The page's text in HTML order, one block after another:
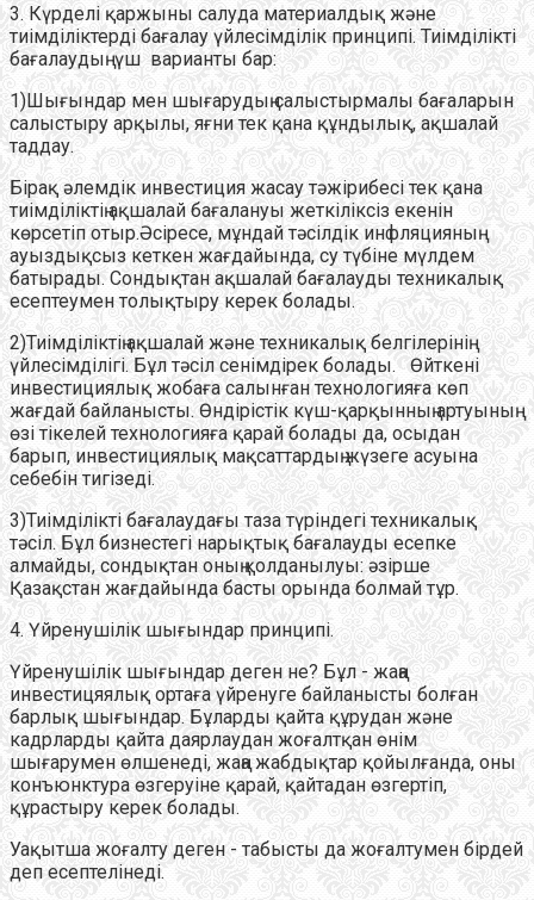
3. Күрделі қаржыны салуда материалдық және
тиімділіктерді бағалау үйлесімділік принципі. Тиімділікті
бағалаудың үш варианты бар:
1)Шығындар мен шығарудың салыстырмалы бағаларын
салыстыру арқылы, яғни тек қана құндылық, ақшалай
таддау.
Бірақ әлемдік инвестиция жасау тәжірибесі тек қана
тиімділіктің ақшалай бағалануы жеткіліксіз екенін
көрсетіп отыр.Әсіресе, мұндай тәсілдік инфляцияның
ауыздықсыз кеткен жағдайында, су түбіне мүлдем
батырады. Сондықтан ақшалай бағалауды техникалық
есептеумен толықтыру керек болады.
2)Тиімділіктің ақшалай және техникалық белгілерінің
үйлесімділігі. Бұл тәсіл сенімдірек болады. Өйткені
инвестициялық жобаға салынған технологияға көп
жағдай байланысты. Өндірістік күш-қарқынның артуының
өзі тікелей технологияға қарай болады да, осыдан
барып, инвестициялық мақсаттардың жүзеге асуына
себебін тигізеді.
3)Тиімділікті бағалаудағы таза түріндегі техникалық
тәсіл. Бұл бизнестегі нарықтық бағалауды есепке
алмайды, сондықтан оның қолданылуы: әзірше
Қазақстан жағдайында басты орында болмай тұр.
4. Үйренушілік шығындар принципі.
Үйренушілік шығындар деген не? Бұл - жаңа
инвестицяялық ортаға үйренуге байланысты болған
барлық шығындар. Бұларды қайта құрудан және
кадрларды қайта даярлаудан жоғалтқан өнім
шығарумен өлшенеді, жаңа жабдықтар қойылғанда, оны
конъюнктура өзгеруіне қарай, қайтадан өзгертіп,
құрастыру керек болады.
Уақытша жоғалту деген - табысты да жоғалтумен бірдей
деп есептелінеді.